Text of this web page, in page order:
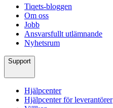
Tiqets-bloggen
Om oss
Jobb
Ansvarsfullt utlämnande
Nyhetsrum
Support
Hjälpcenter
Hjälpcenter för leverantörer